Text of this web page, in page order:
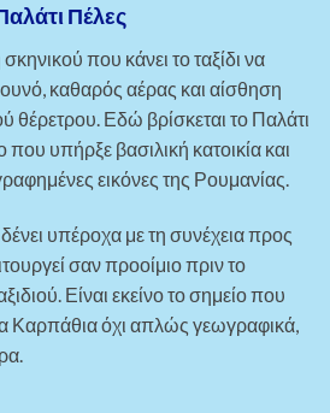
Πέλες
που κάνει το ταξίδι να
καθαρός αέρας και αίσθηση
θέρετρου. Εδώ βρίσκεται το Παλάτι
που υπήρξε βασιλική κατοικία και
εικόνες της Ρουμανίας.
υπέροχα με τη συνέχεια προς
σαν προοίμιο πριν το
Είναι εκείνο το σημείο που
Καρπάθια όχι απλώς γεωγραφικά,